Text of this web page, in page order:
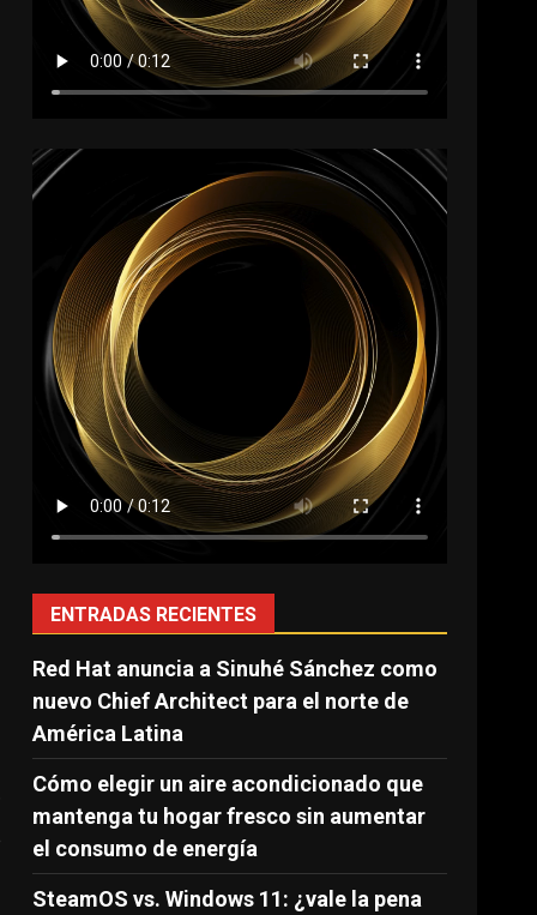
ENTRADAS RECIENTES
Red Hat anuncia a Sinuhé Sánchez como
nuevo Chief Architect para el norte de
América Latina
Cómo elegir un aire acondicionado que
mantenga tu hogar fresco sin aumentar
el consumo de energía
SteamOS vs. Windows 11: ¿vale la pena